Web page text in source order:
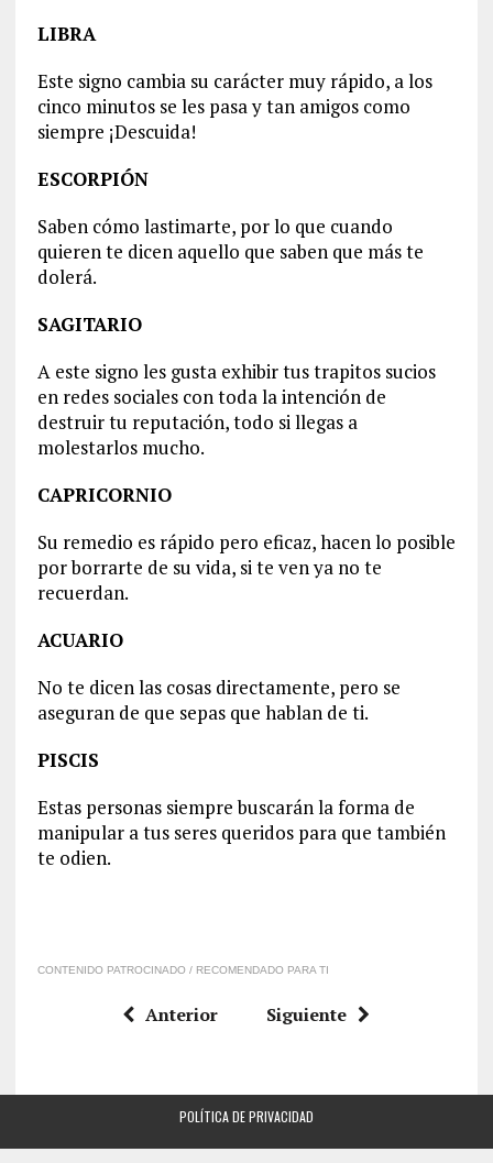
LIBRA
Este signo cambia su carácter muy rápido, a los
cinco minutos se les pasa y tan amigos como
siempre ¡Descuida!
ESCORPIÓN
Saben cómo lastimarte, por lo que cuando
quieren te dicen aquello que saben que más te
dolerá.
SAGITARIO
A este signo les gusta exhibir tus trapitos sucios
en redes sociales con toda la intención de
destruir tu reputación, todo si llegas a
molestarlos mucho.
CAPRICORNIO
Su remedio es rápido pero eficaz, hacen lo posible
por borrarte de su vida, si te ven ya no te
recuerdan.
ACUARIO
No te dicen las cosas directamente, pero se
aseguran de que sepas que hablan de ti.
PISCIS
Estas personas siempre buscarán la forma de
manipular a tus seres queridos para que también
te odien.
CONTENIDO PATROCINADO / RECOMENDADO PARA TI
Anterior Siguiente
POLÍTICA DE PRIVACIDAD